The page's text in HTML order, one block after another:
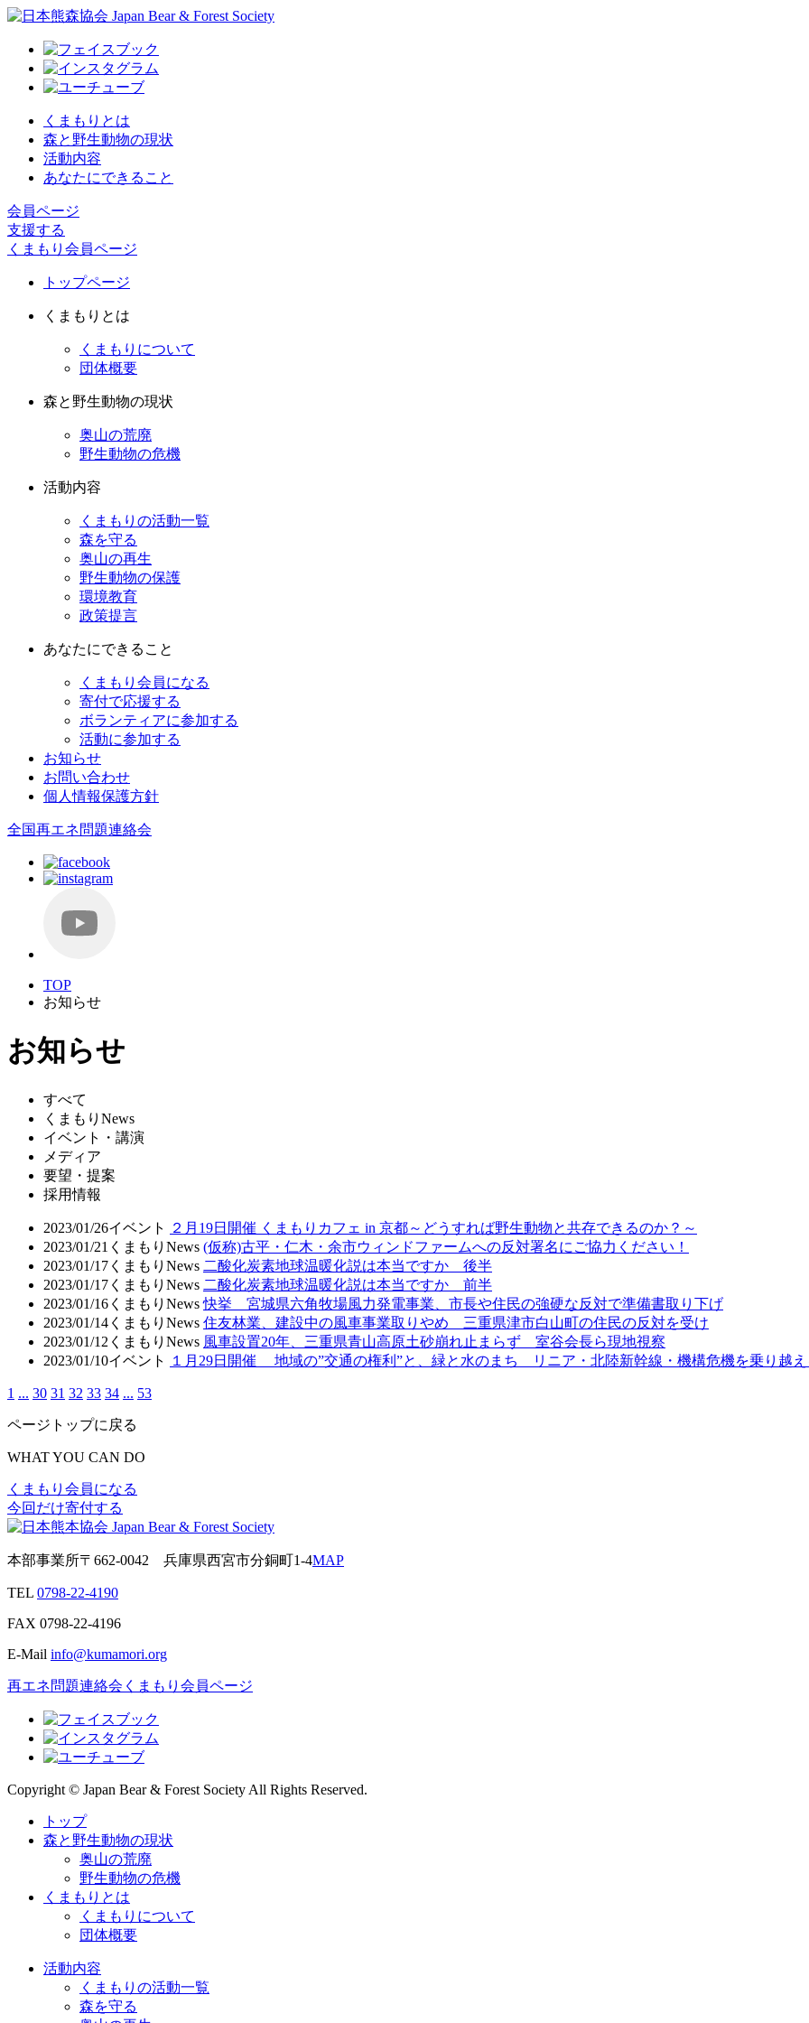
くまもりとは
森と野生動物の現状
活動内容
あなたにできること
会員ページ
支援する
くまもり会員ページ
トップページ
くまもりとは
くまもりについて
団体概要
森と野生動物の現状
奥山の荒廃
野生動物の危機
活動内容
くまもりの活動一覧
森を守る
奥山の再生
野生動物の保護
環境教育
政策提言
あなたにできること
くまもり会員になる
寄付で応援する
ボランティアに参加する
活動に参加する
お知らせ
お問い合わせ
個人情報保護方針
全国再エネ問題連絡会
TOP
お知らせ
お知らせ
すべて
くまもりNews
イベント・講演
メディア
要望・提案
採用情報
2023/01/26イベント
２月19日開催 くまもりカフェ in 京都～どうすれば野生動物と共存できるのか？～
2023/01/21 くまもりNews (仮称)古平・仁木・余市ウィンドファームへの反対署名にご協力ください！
2023/01/17 くまもりNews 二酸化炭素地球温暖化説は本当ですか 後半
2023/01/17 くまもりNews 二酸化炭素地球温暖化説は本当ですか 前半
2023/01/16 くまもりNews 快挙 宮城県六角牧場風力発電事業、市長や住民の強硬な反対で準備書取り下げ
2023/01/14 くまもりNews 住友林業、建設中の風車事業取りやめ 三重県津市白山町の住民の反対を受け
2023/01/12 くまもりNews 風車設置20年、三重県青山高原土砂崩れ止まらず 室谷会長ら現地視察
2023/01/10イベント １月29日開催 地域の”交通の権利”と、緑と水のまち リニア・北陸新幹線・機構危機を乗り越
1 ... 30 31 32 33 34 ... 53
ページトップに戻る
WHAT YOU CAN DO
くまもり会員になる
今回だけ寄付する
本部事業所〒662-0042 兵庫県西宮市分銅町1-4MAP
TEL 0798-22-4190
FAX 0798-22-4196
E-Mail info@kumamori.org
再エネ問題連絡会 くまもり会員ページ
Copyright © Japan Bear & Forest Society All Rights Reserved.
トップ
森と野生動物の現状
奥山の荒廃
野生動物の危機
くまもりとは
くまもりについて
団体概要
活動内容
くまもりの活動一覧
森を守る